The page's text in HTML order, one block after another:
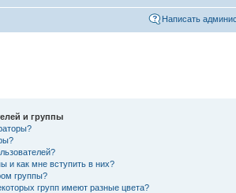
Написать
и группы
и как мне вступить в них?
группы?
групп имеют разные цвета?